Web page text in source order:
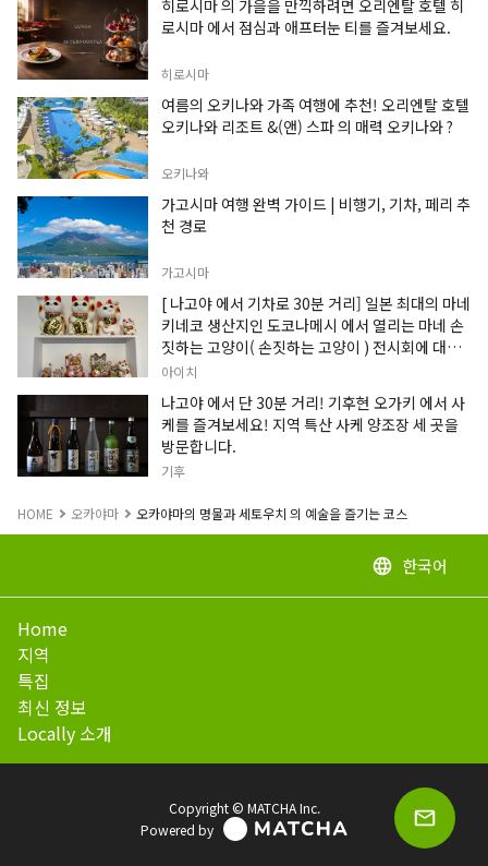
히로시마 의 가을을 만끽하려면 오리엔탈 호텔 히
로시마 에서 점심과 애프터눈 티를 즐겨보세요.
히로시마
여름의 오키나와 가족 여행에 추천! 오리엔탈 호텔
오키나와 리조트 &(앤) 스파 의 매력 오키나와 ?
오키나와
가고시마 여행 완벽 가이드 | 비행기, 기차, 페리 추
천 경로
가고시마
[ 나고야 에서 기차로 30분 거리] 일본 최대의 마네
키네코 생산지인 도코나메시 에서 열리는 마네 손
짓하는 고양이( 손짓하는 고양이 ) 전시회에 대한
정보입니다.
아이치
나고야 에서 단 30분 거리! 기후현 오가키 에서 사
케를 즐겨보세요! 지역 특산 사케 양조장 세 곳을
방문합니다.
기후
HOME 오카야마 오카야마의 명물과 세토우치 의 예술을 즐기는 코스
language 한국어
Home
지역
특집
최신 정보
Locally 소개
Copyright © MATCHA Inc.
Powered by